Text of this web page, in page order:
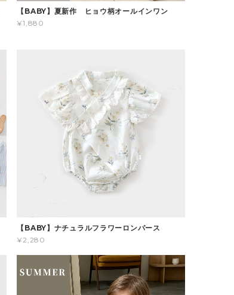
【BABY】夏新作 ヒョウ柄オールインワン
¥1,880
【BABY】ナチュラルフラワーロンパース
¥2,280